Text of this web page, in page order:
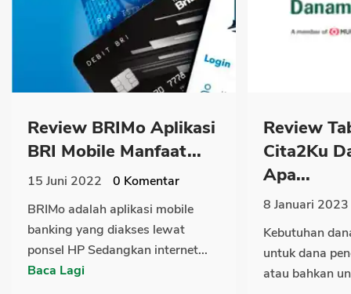
Review BRIMo Aplikasi
BRI Mobile Manfaat...
15 Juni 2022 0 Komentar
BRIMo adalah aplikasi mobile
banking yang diakses lewat
ponsel HP Sedangkan internet...
Baca Lagi
Review
Cita2Ku
Apa...
8 Januari 2023
Kebutuhan
untuk dana
atau bahkan